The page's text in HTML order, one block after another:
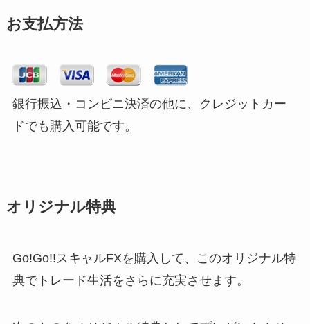
お支払方法
銀行振込・コンビニ決済の他に、クレジットカー
ドでも購入可能です。
オリジナル特典
Go!Go!!スキャルFXを購入して、このオリジナル特
典でトレード生活をさらに充実させます。